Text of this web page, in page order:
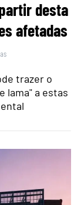
desta
afetadas
trazer o
lama" a estas